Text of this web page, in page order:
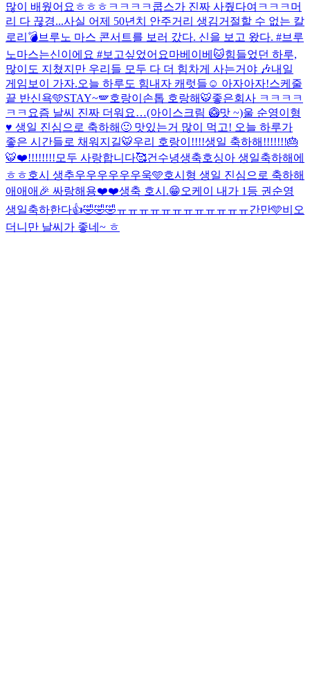
많이 배웠어요ㅎㅎㅎ ㅋㅋㅋㅋ쿱스가 진짜 사줬다여ㅋㅋㅋ 머
리 다 끊경...사실 어제 50년치 안주거리 생김거절할 수 없는 칼
로리💣브루노 마스 콘서트를 보러 갔다. 신을 보고 왔다. #브루
노마스는신이에요 #보고싶었어요마베이베 🐱힘들었던 하루,
많이도 지쳤지만 우리들 모두 다 더 힘차게 사는거야 🎶내일
게임보이 가자.오늘 하루도 힘내자 캐럿들☺️ 아자아자!스케줄
끝 반신욕🩵STAY~🪽호랑이손톱 호랑해🐯좋은회사 ㅋㅋㅋㅋ
ㅋㅋ 요즘 날씨 진짜 더워요…(아이스크림 🥝맛 ~)울 순영이형
♥️ 생일 진심으로 축하해🙂 맛있는거 많이 먹고! 오늘 하루가
좋은 시간들로 채워지길🐯우리 호랑이!!!!생일 축하해!!!!!!!🎂
🐯❤️!!!!!!!! 모두 사랑합니다🥰건수녕생축호싱아 생일축하해에
ㅎㅎ호시 생추우우우우우우욱🩵호시형 생일 진심으로 축하해
애애애🎉 싸랑해용❤️❤️생축 호시.😁오케이 내가 1등 권순영
생일축하한다👍🤣🤣🤣ㅠㅠㅠㅠㅠㅠㅠㅠㅠㅠㅠㅠ간만🩵비오
더니만 날씨가 좋네~ ㅎ